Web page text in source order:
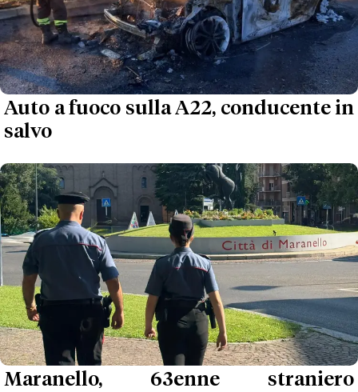
Auto a fuoco sulla A22, conducente in
salvo
Maranello, 63enne straniero